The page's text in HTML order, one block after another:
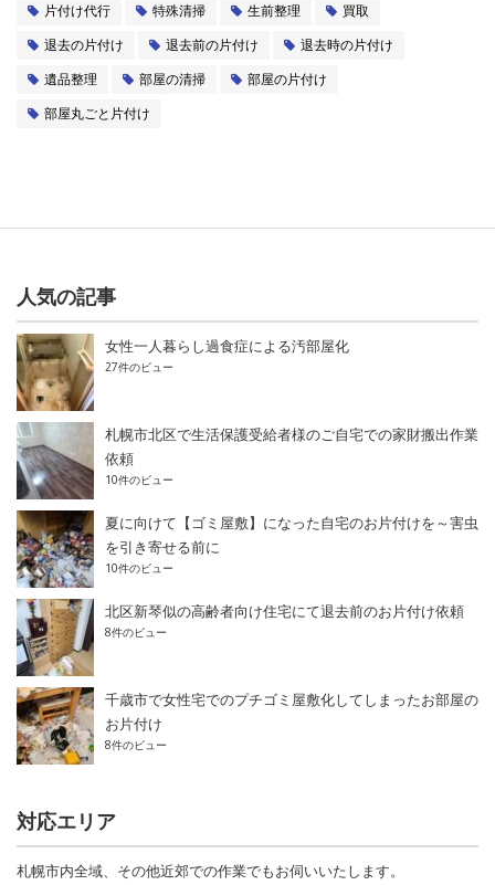
片付け代行
特殊清掃 生前整理
買取
退去の片付け
退去前の片付け
退去時の片付け
遺品整理
部屋の清掃
部屋の片付け
部屋丸ごと片付け
人気の記事
女性一人暮らし過食症による汚部屋化
27件のビュー
札幌市北区で生活保護受給者様のご自宅での家財搬出作業
依頼
10件のビュー
夏に向けて【ゴミ屋敷】になった自宅のお片付けを～害虫
を引き寄せる前に
10件のビュー
北区新琴似の高齢者向け住宅にて退去前のお片付け依頼
8件のビュー
千歳市で女性宅でのプチゴミ屋敷化してしまったお部屋の
お片付け
8件のビュー
対応エリア
札幌市内全域、その他近郊での作業でもお伺いいたします。